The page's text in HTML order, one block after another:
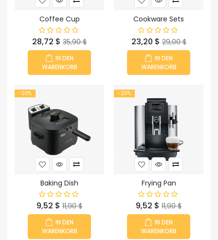
Coffee Cup
Preis
28,72 $ Verkaufspreis
35,90 $
IN DEN
WARENKORB
Cookware Sets
Preis
23,20 $ Verkaufspreis
29,00 $
IN DEN
WARENKORB
-20%
Baking Dish
Preis
9,52 $ Verkaufspreis
11,90 $
IN DEN
WARENKORB
-20%
Frying Pan
Preis
9,52 $ Verkaufspreis
11,90 $
IN DEN
WARENKORB